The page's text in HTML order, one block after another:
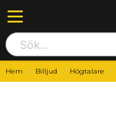
Hem Billjud Högtalare